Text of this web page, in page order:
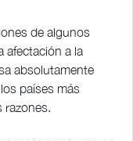
de algunos
afectación a la
absolutamente
países más
razones.